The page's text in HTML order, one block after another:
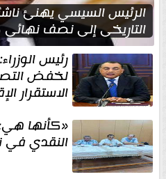
الرئيس السيسي يهنئ
التاريخي إلى نصف
رئيس
لخفض
الاستقرار
«كأنها
النقدي في